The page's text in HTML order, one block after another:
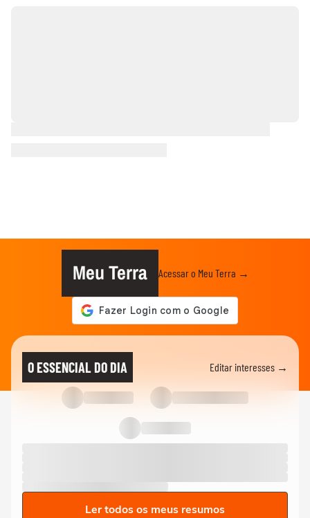
Meu Terra Acessar o Meu Terra →
O ESSENCIAL DO DIA Editar interesses →
Ler todos os meus resumos